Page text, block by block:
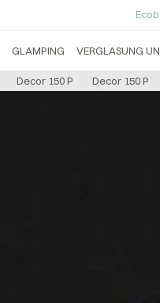
GLAMPING VERGLASUNG
Decor 150 P Decor 150 P